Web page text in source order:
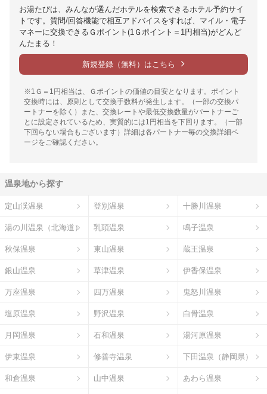
お湯たびは、みんなが選んだホテルを検索できるホテル予約サイ
トです。質問/回答機能で相互アドバイスをすれば、マイル・電子
マネーに交換できるＧポイント(1Ｇポイント＝1円相当)がどんど
んたまる！
新規登録（無料）はこちら
※1Ｇ＝1円相当は、Ｇポイントの価値の目安となります。ポイント
交換時には、原則として交換手数料が発生します。（一部の交換パ
ートナーを除く）また、交換レートや最低交換数量がパートナーご
とに設定されているため、実質的には1円相当を下回ります。（一部
下回らない場合もございます）詳細は各パートナー毎の交換詳細ペ
ージをご確認ください。
温泉地から探す
定山渓温泉 登別温泉 十勝川温泉
湯の川温泉（北海道） 乳頭温泉 鳴子温泉
秋保温泉 東山温泉 蔵王温泉
銀山温泉 草津温泉 伊香保温泉
万座温泉 四万温泉 鬼怒川温泉
塩原温泉 野沢温泉 白骨温泉
月岡温泉 石和温泉 湯河原温泉
伊東温泉 修善寺温泉 下田温泉（静岡県）
和倉温泉 山中温泉 あわら温泉